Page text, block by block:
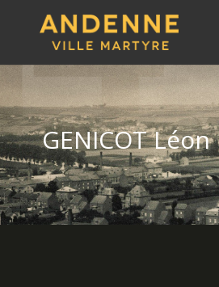
GENICOT Léon